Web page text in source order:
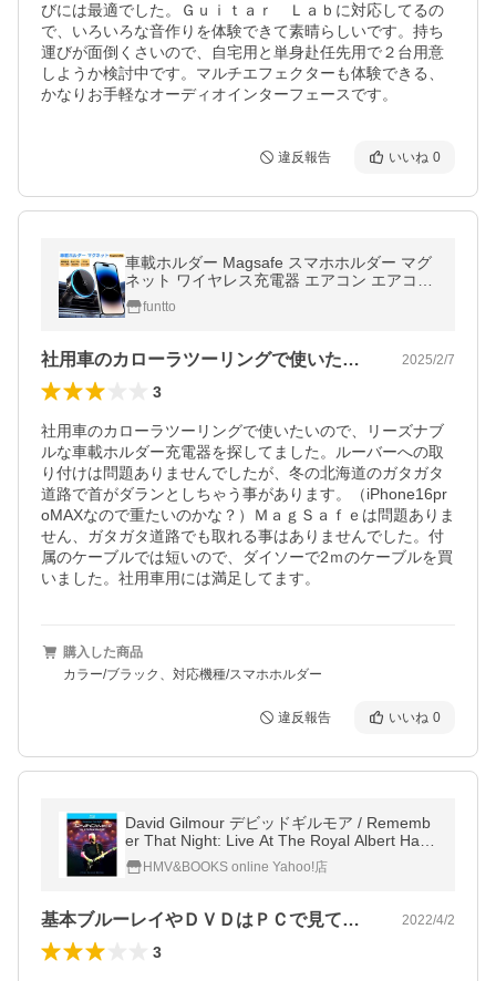
びには最適でした。Ｇｕｉｔａｒ　Ｌａｂに対応してるの
で、いろいろな音作りを体験できて素晴らしいです。持ち
運びが面倒くさいので、自宅用と単身赴任先用で２台用意
しようか検討中です。マルチエフェクターも体験できる、
かなりお手軽なオーディオインターフェースです。
違反報告 いいね 0
車載ホルダー Magsafe スマホホルダー マグ
ネット ワイヤレス充電器 エアコン エアコン
吹き出し口 車 スマホスタンド 充電 マグセー
フ 車載充電器 15w 急速充電
funtto
社用車のカローラツーリングで使いたいの… 2025/2/7
3
社用車のカローラツーリングで使いたいので、リーズナブ
ルな車載ホルダー充電器を探してました。ルーバーへの取
り付けは問題ありませんでしたが、冬の北海道のガタガタ
道路で首がダランとしちゃう事があります。（iPhone16pr
oMAXなので重たいのかな？）ＭａｇＳａｆｅは問題ありま
せん、ガタガタ道路でも取れる事はありませんでした。付
属のケーブルでは短いので、ダイソーで2ｍのケーブルを買
いました。社用車用には満足してます。
購入した商品
カラー/ブラック、対応機種/スマホホルダー
違反報告 いいね 0
David Gilmour デビッドギルモア / Rememb
er That Night: Live At The Royal Albert Hall
〔BLU-RAY DISC〕
HMV&BOOKS online Yahoo!店
基本ブルーレイやＤＶＤはＰＣで見てます… 2022/4/2
3